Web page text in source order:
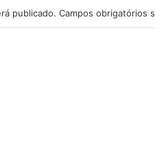
publicado. Campos obrigatórios